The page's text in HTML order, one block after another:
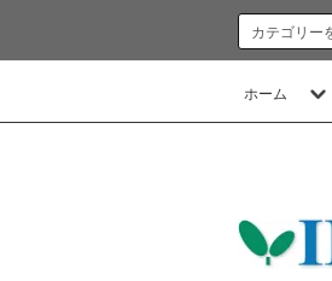
ホーム